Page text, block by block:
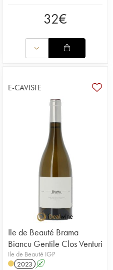
32€
E-CAVISTE
Ile de Beauté Brama
Biancu Gentile Clos Venturi
Ile de Beauté IGP
2023 A